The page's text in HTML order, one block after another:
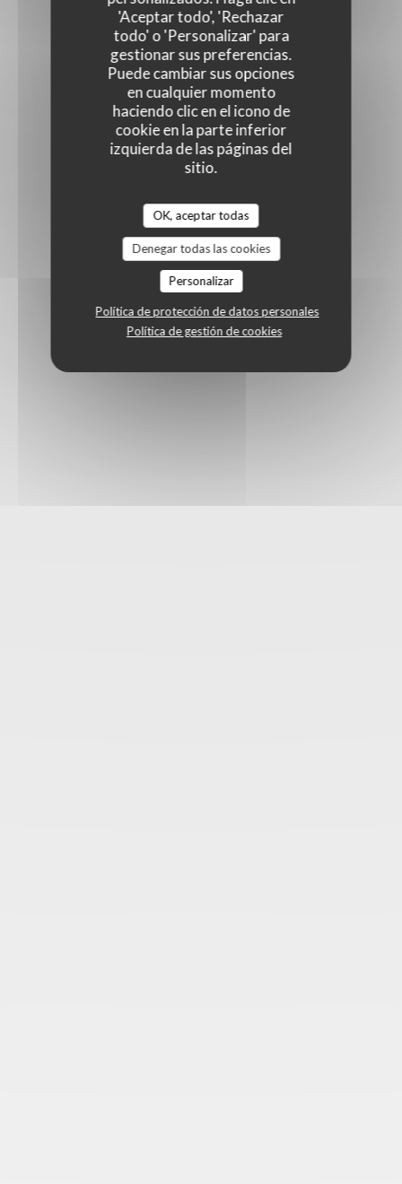
'Aceptar todo', 'Rechazar
todo' o 'Personalizar' para
gestionar sus preferencias.
Puede cambiar sus opciones
en cualquier momento
haciendo clic en el icono de
cookie en la parte inferior
izquierda de las páginas del
sitio.
OK, aceptar todas
Denegar todas las cookies
Personalizar
Política de protección de datos personales
Política de gestión de cookies